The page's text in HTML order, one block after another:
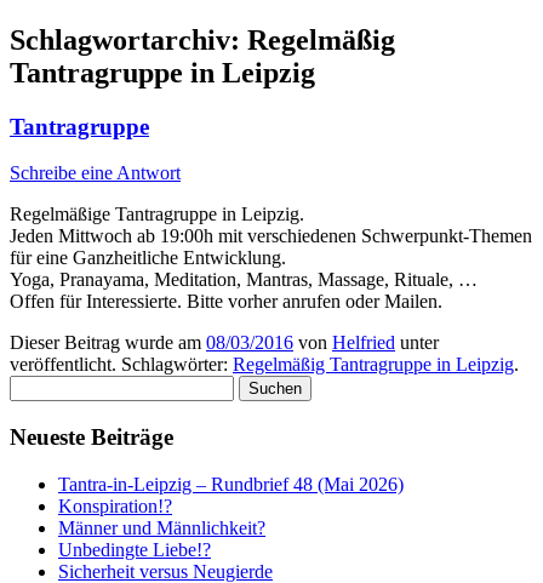
Schlagwortarchiv: Regelmäßig
Tantragruppe in Leipzig
Tantragruppe
Schreibe eine Antwort
Regelmäßige Tantragruppe in Leipzig.
Jeden Mittwoch ab 19:00h mit verschiedenen Schwerpunkt-Themen
für eine Ganzheitliche Entwicklung.
Yoga, Pranayama, Meditation, Mantras, Massage, Rituale, …
Offen für Interessierte. Bitte vorher anrufen oder Mailen.
Dieser Beitrag wurde am 08/03/2016 von Helfried unter
veröffentlicht. Schlagwörter: Regelmäßig Tantragruppe in Leipzig.
nach:
Neueste Beiträge
Tantra-in-Leipzig – Rundbrief 48 (Mai 2026)
Konspiration!?
Männer und Männlichkeit?
Unbedingte Liebe!?
Sicherheit versus Neugierde